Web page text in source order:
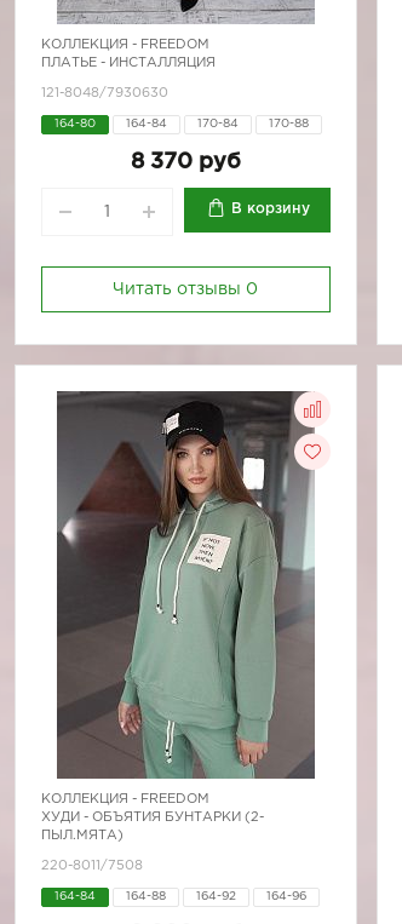
КОЛЛЕКЦИЯ - FREEDOM
ПЛАТЬЕ - ИНСТАЛЛЯЦИЯ
121-8048/7930630
164-80 164-84 170-84 170-88
8 370 руб
В корзину
Читать отзывы 0
КОЛЛЕКЦИЯ - FREEDOM
ХУДИ - ОБЪЯТИЯ БУНТАРКИ (2-
ПЫЛ.МЯТА)
220-8011/7508
164-84 164-88 164-92 164-96